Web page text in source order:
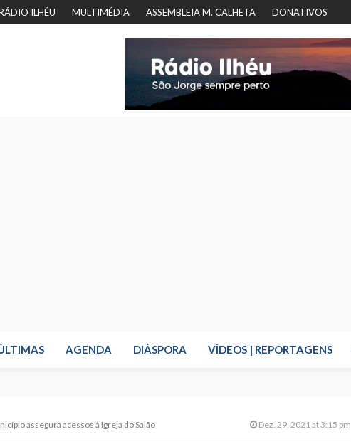
ILHÉU MULTIMÉDIA ASSEMBLEIA M. CALHETA DONATIVOS
AGENDA DIÁSPORA VÍDEOS | REPORTAGENS
assegura acessos à Igreja do Salão Dez. 29, 2021 at 3:15 pm